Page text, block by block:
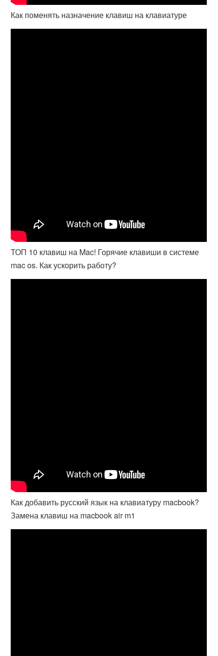
Как поменять назначение клавиш на клавиатуре
ТОП 10 клавиш на Mac! Горячие клавиши в системе
mac os. Как ускорить работу?
Как добавить русский язык на клавиатуру macbook?
Замена клавиш на macbook air m1